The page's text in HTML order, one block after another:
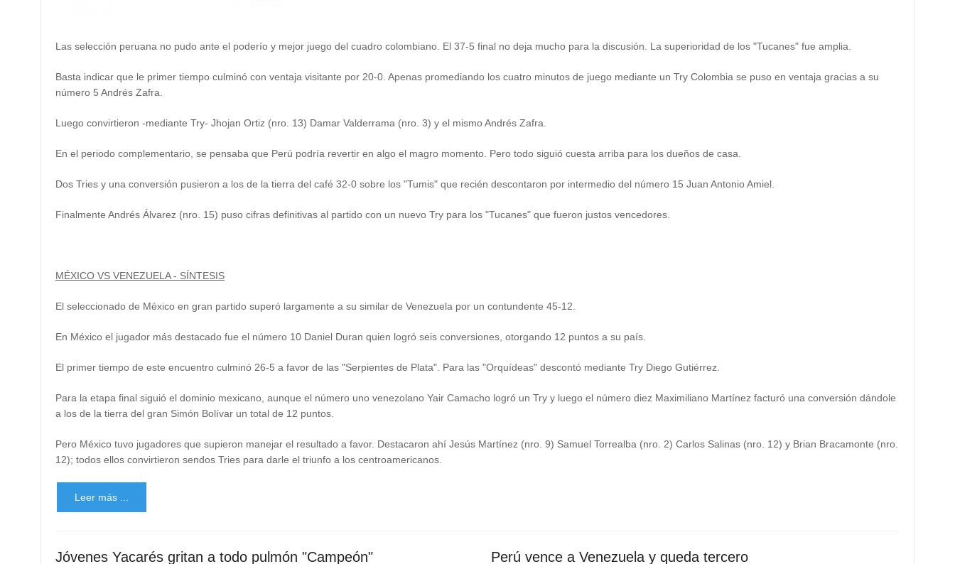
Las selección peruana no pudo ante el poderío y mejor juego del cuadro colombiano. El 37-5 final no deja mucho para la discusión. La superioridad de los "Tucanes" fue amplia.
Basta indicar que le primer tiempo culminó con ventaja visitante por 20-0. Apenas promediando los cuatro minutos de juego mediante un Try Colombia se puso en ventaja gracias a su
número 5 Andrés Zafra.
Luego convirtieron -mediante Try- Jhojan Ortiz (nro. 13) Damar Valderrama (nro. 3) y el mismo Andrés Zafra.
En el periodo complementario, se pensaba que Perú podría revertir en algo el magro momento. Pero todo siguió cuesta arriba para los dueños de casa.
Dos Tries y una conversión pusieron a los de la tierra del café 32-0 sobre los "Tumis" que recién descontaron por intermedio del número 15 Juan Antonio Amiel.
Finalmente Andrés Álvarez (nro. 15) puso cifras definitivas al partido con un nuevo Try para los "Tucanes" que fueron justos vencedores.
MÉXICO VS VENEZUELA - SÍNTESIS
El seleccionado de México en gran partido superó largamente a su similar de Venezuela por un contundente 45-12.
En México el jugador más destacado fue el número 10 Daniel Duran quien logró seis conversiones, otorgando 12 puntos a su país.
El primer tiempo de este encuentro culminó 26-5 a favor de las "Serpientes de Plata". Para las "Orquídeas" descontó mediante Try Diego Gutiérrez.
Para la etapa final siguió el dominio mexicano, aunque el número uno venezolano Yair Camacho logró un Try y luego el número diez Maximiliano Martínez facturó una conversión dándole
a los de la tierra del gran Simón Bolívar un total de 12 puntos.
Pero México tuvo jugadores que supieron manejar el resultado a favor. Destacaron ahí Jesús Martínez (nro. 9) Samuel Torrealba (nro. 2) Carlos Salinas (nro. 12) y Brian Bracamonte (nro.
12); todos ellos convirtieron sendos Tries para darle el triunfo a los centroamericanos.
Leer más ...
Jóvenes Yacarés gritan a todo pulmón "Campeón" Perú vence a Venezuela y queda tercero